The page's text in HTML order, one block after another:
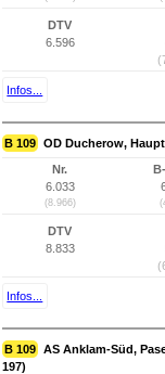
DTV
6.596
Infos...
B 109 OD Ducherow,
Nr.
6.033
(8.966)
DTV
8.833
Infos...
B 109 AS Anklam-Süd,
197)